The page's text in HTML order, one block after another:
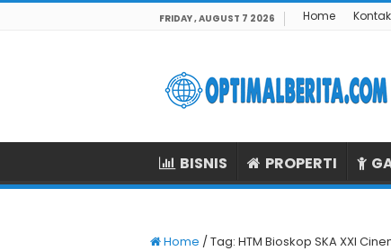
FRIDAY , AUGUST 7 2026 Home Kontak
BISNIS PROPERTI
Home /Tag: HTM Bioskop SKA XXI